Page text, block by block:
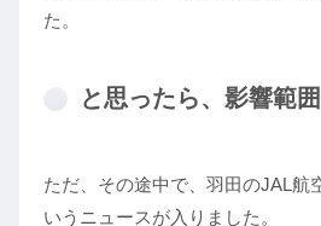
た。
と思ったら、影響範
ただ、その途中で、羽田のJAL航
いうニュースが入りました。